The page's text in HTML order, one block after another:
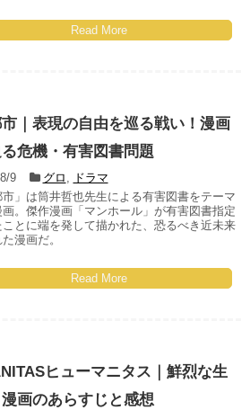
Read More
｜表現の自由を巡る戦い！漫画
危機・有害図書問題
9 グロ , ドラマ
市」は筒井哲也先生による有害図書をテーマ
画。傑作漫画「マンホール」が有害図書指定
ことに端を発して描かれた、恐るべき近未来
漫画だ。
Read More
ヒューマニタス｜鮮烈な生
漫画のあらすじと感想